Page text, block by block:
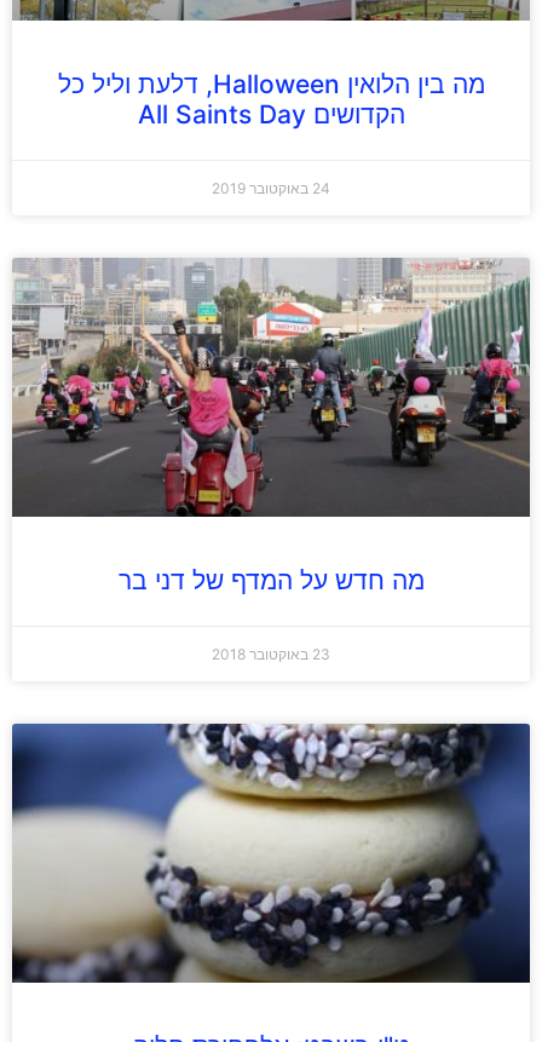
מה בין הלואין Halloween, דלעת וליל כל
הקדושים All Saints Day
24 באוקטובר 2019
מה חדש על המדף של דני בר
23 באוקטובר 2018